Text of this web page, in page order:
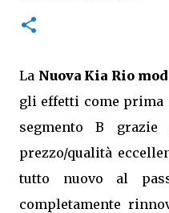
La Nuova Kia Rio
gli effetti come
segmento B
prezzo/qualità
tutto nuovo al
completamente